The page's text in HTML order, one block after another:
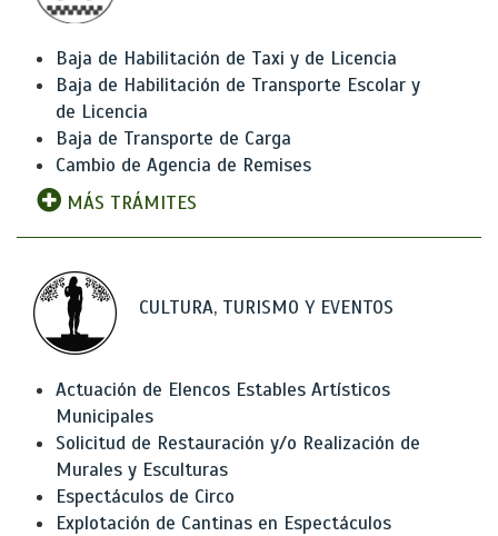
Baja de Habilitación de Taxi y de Licencia
Baja de Habilitación de Transporte Escolar y
de Licencia
Baja de Transporte de Carga
Cambio de Agencia de Remises
MÁS TRÁMITES
CULTURA, TURISMO Y EVENTOS
Actuación de Elencos Estables Artísticos
Municipales
Solicitud de Restauración y/o Realización de
Murales y Esculturas
Espectáculos de Circo
Explotación de Cantinas en Espectáculos